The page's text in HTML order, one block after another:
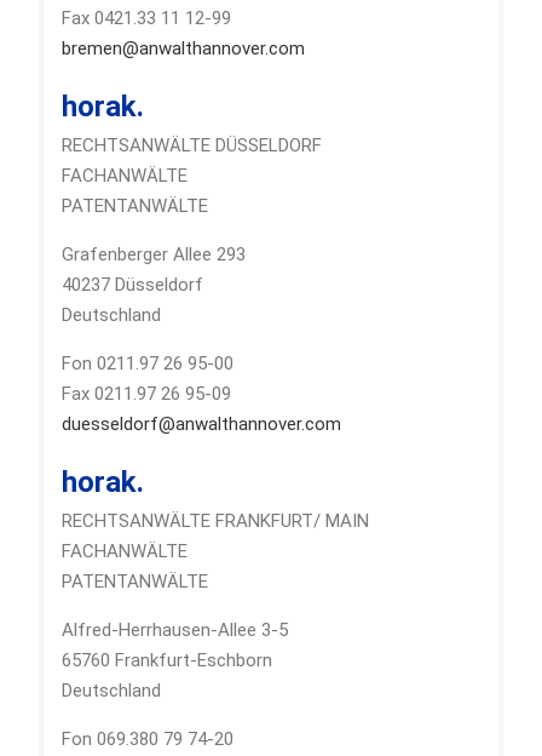
Fax 0421.33 11 12-99
bremen@anwalthannover.com
horak.
RECHTSANWÄLTE DÜSSELDORF
FACHANWÄLTE
PATENTANWÄLTE
Grafenberger Allee 293
40237 Düsseldorf
Deutschland
Fon 0211.97 26 95-00
Fax 0211.97 26 95-09
duesseldorf@anwalthannover.com
horak.
RECHTSANWÄLTE FRANKFURT/ MAIN
FACHANWÄLTE
PATENTANWÄLTE
Alfred-Herrhausen-Allee 3-5
65760 Frankfurt-Eschborn
Deutschland
Fon 069.380 79 74-20